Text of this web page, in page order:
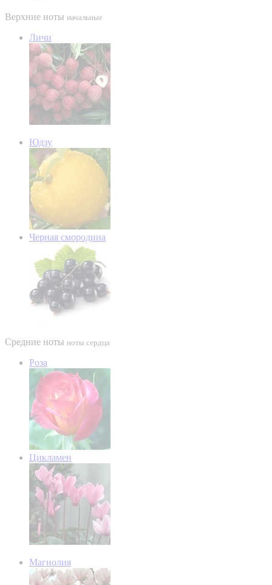
Верхние ноты начальные
Личи
Юдзу
Черная смородина
Средние ноты ноты сердца
Роза
Цикламен
Магнолия